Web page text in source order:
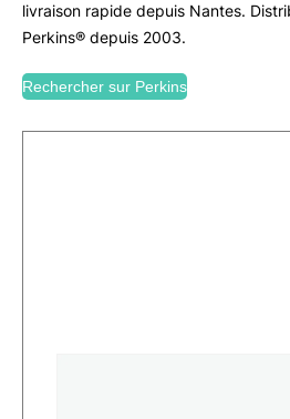
livraison rapide depuis Nantes.
Perkins® depuis 2003.
Rechercher sur Perkins